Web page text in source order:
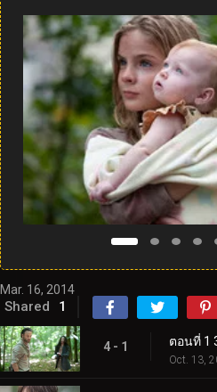
Mar. 16, 2014
Shared 1
4 - 1 ตอนที่ 1
Oct. 13,